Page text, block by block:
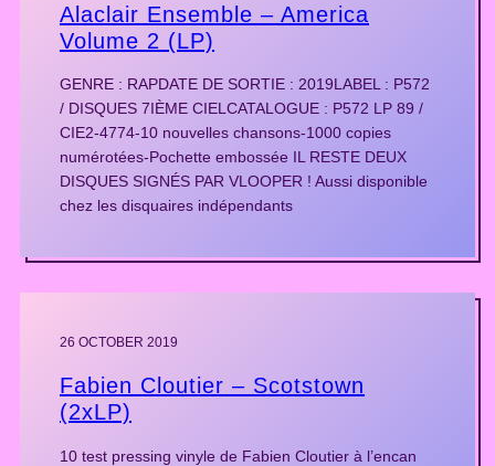
Alaclair Ensemble – America
Volume 2 (LP)
GENRE : RAPDATE DE SORTIE : 2019LABEL : P572
/ DISQUES 7IÈME CIELCATALOGUE : P572 LP 89 /
CIE2-4774-10 nouvelles chansons-1000 copies
numérotées-Pochette embossée IL RESTE DEUX
DISQUES SIGNÉS PAR VLOOPER ! Aussi disponible
chez les disquaires indépendants
26 OCTOBER 2019
Fabien Cloutier – Scotstown
(2xLP)
10 test pressing vinyle de Fabien Cloutier à l’encan